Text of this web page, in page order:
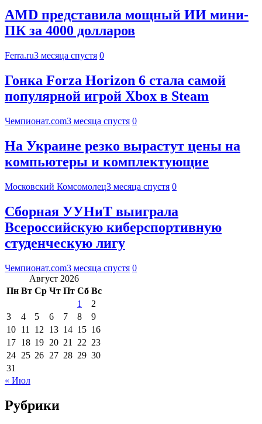
AMD представила мощный ИИ мини-
ПК за 4000 долларов
Ferra.ru3 месяца спустя 0
Гонка Forza Horizon 6 стала самой
популярной игрой Xbox в Steam
Чемпионат.com3 месяца спустя 0
На Украине резко вырастут цены на
компьютеры и комплектующие
Московский Комсомолец3 месяца спустя 0
Сборная УУНиТ выиграла
Всероссийскую киберспортивную
студенческую лигу
Чемпионат.com3 месяца спустя 0
Август 2026
Пн Вт Ср Чт Пт Сб Вс
1
2
3
4 5 6 7 8
9
10 11 12 13 14 15 16
17 18 19 20 21 22 23
24 25 26 27 28 29 30
31
« Июл
Рубрики